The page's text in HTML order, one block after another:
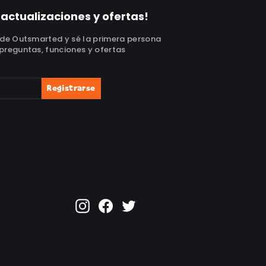
y ofertas!
Outsmarted y sé la primera persona
funciones y ofertas
Registrarse
Instagram
Facebook
Twitter